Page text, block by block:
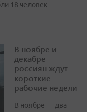
18 человек
В ноябре и
декабре
россиян ждут
короткие
рабочие недели
В ноябре — два